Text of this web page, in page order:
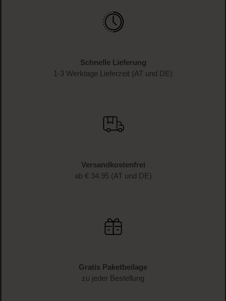
Schnelle Lieferung
1-3 Werktage Lieferzeit (AT und DE)
Versandkostenfrei
ab € 34.95 (AT und DE)
Gratis Paketbeilage
zu jeder Bestellung